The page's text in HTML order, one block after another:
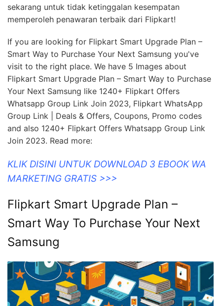
sekarang untuk tidak ketinggalan kesempatan
memperoleh penawaran terbaik dari Flipkart!
If you are looking for Flipkart Smart Upgrade Plan –
Smart Way to Purchase Your Next Samsung you've
visit to the right place. We have 5 Images about
Flipkart Smart Upgrade Plan – Smart Way to Purchase
Your Next Samsung like 1240+ Flipkart Offers
Whatsapp Group Link Join 2023, Flipkart WhatsApp
Group Link | Deals & Offers, Coupons, Promo codes
and also 1240+ Flipkart Offers Whatsapp Group Link
Join 2023. Read more:
KLIK DISINI UNTUK DOWNLOAD 3 EBOOK WA
MARKETING GRATIS >>>
Flipkart Smart Upgrade Plan –
Smart Way To Purchase Your Next
Samsung